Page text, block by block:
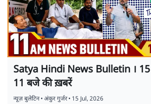
Satya Hindi News Bulletin ।
11 बजे की ख़बरें
न्यूज़ बुलेटिन•अंकुर गुर्जर• 15 Jul, 2026